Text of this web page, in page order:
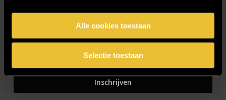
Alle cookies toestaan
Selectie toestaan